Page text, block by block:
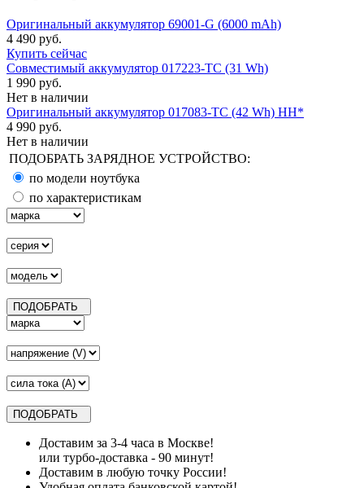
Оригинальный аккумулятор 69001-G (6000 mAh)
4 490 руб.
Купить сейчас
Совместимый аккумулятор 017223-TC (31 Wh)
1 990 руб.
Нет в наличии
Оригинальный аккумулятор 017083-TC (42 Wh) НН*
4 990 руб.
Нет в наличии
ПОДОБРАТЬ ЗАРЯДНОЕ УСТРОЙСТВО:
по модели ноутбука
по характеристикам
Доставим за 3-4 часа в Москве!
или турбо-доставка - 90 минут!
Доставим в любую точку России!